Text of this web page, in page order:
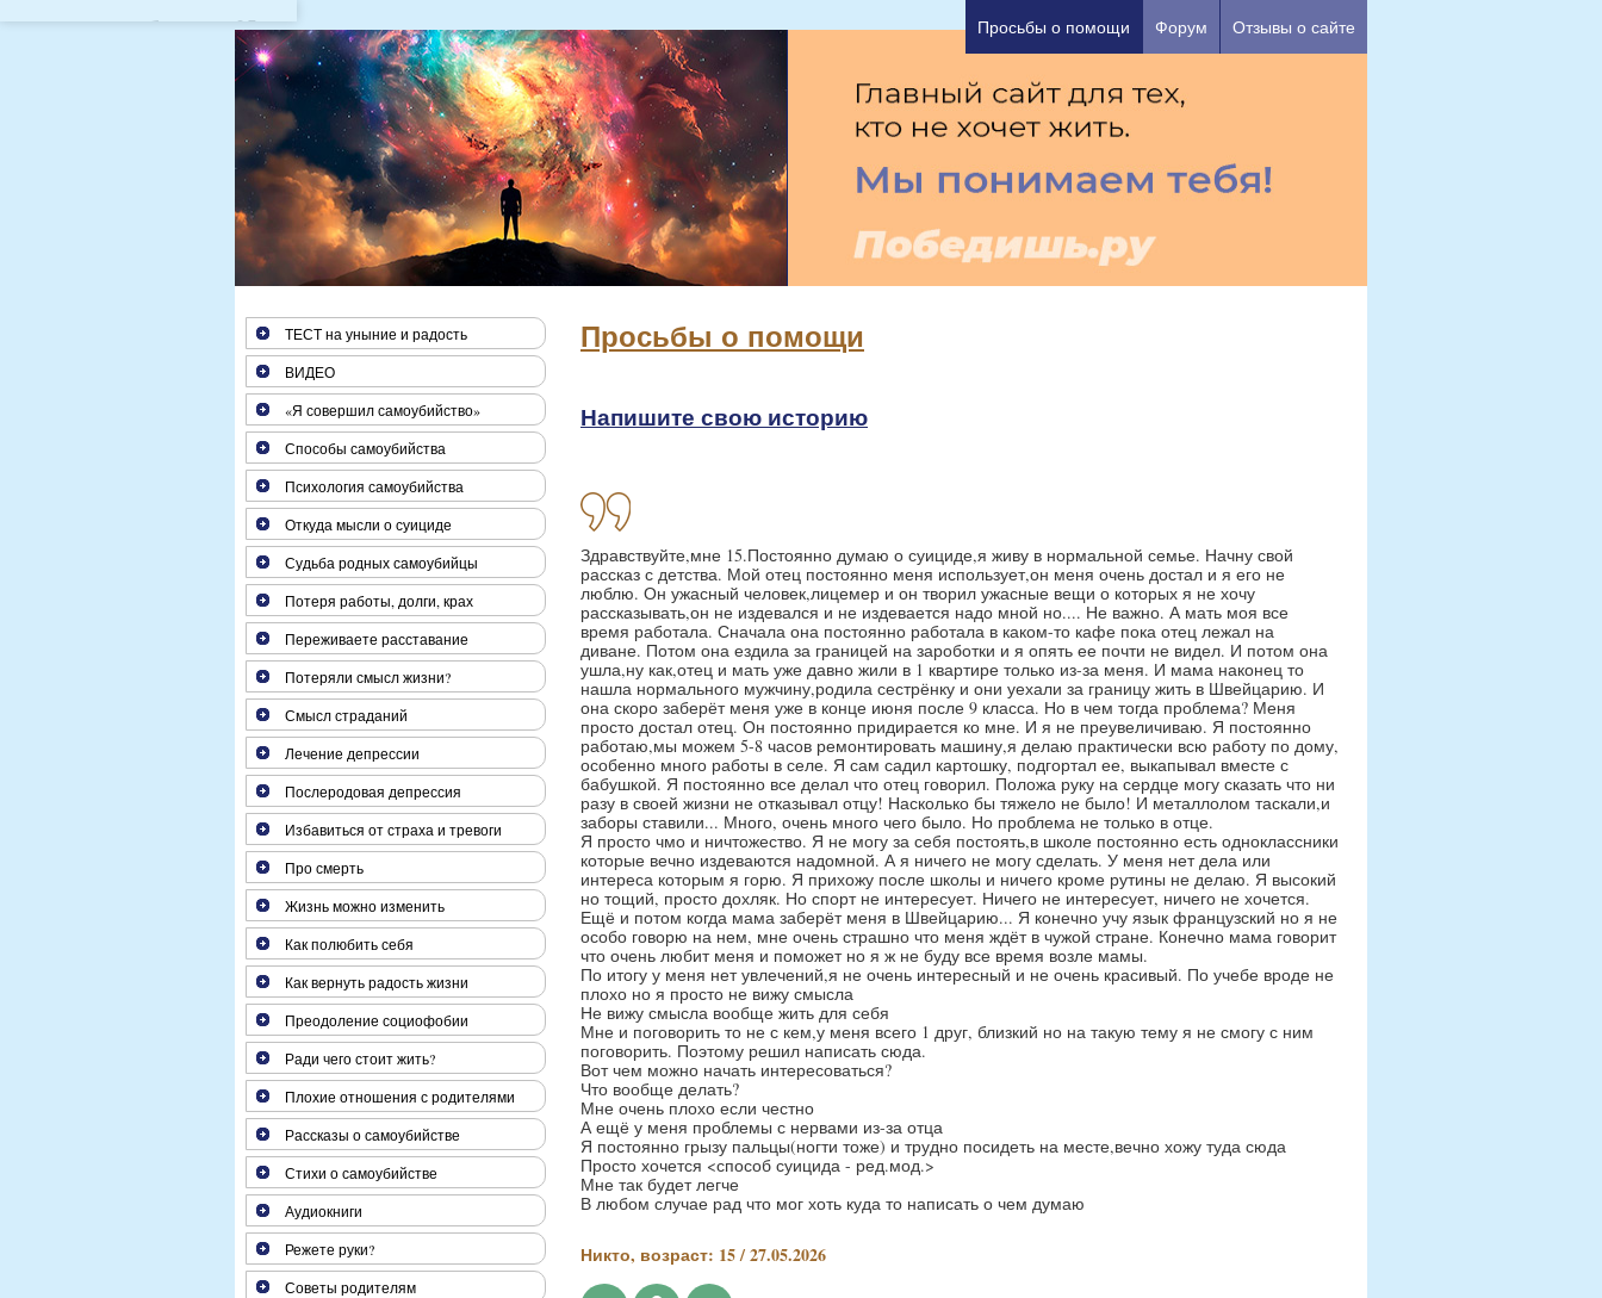
Если Вам больше 25 лет, за один час Вы можете узнать основные причины Вашего душевного состояния.
Просьбы о помощи Форум Отзывы о сайте
Просьбы о помощи
Напишите свою историю
Здравствуйте,мне 15.Постоянно думаю о суициде,я живу в нормальной семье. Начну свой
рассказ с детства. Мой отец постоянно меня использует,он меня очень достал и я его не
люблю. Он ужасный человек,лицемер и он творил ужасные вещи о которых я не хочу
рассказывать,он не издевался и не издевается надо мной но.... Не важно. А мать моя все
время работала. Сначала она постоянно работала в каком-то кафе пока отец лежал на
диване. Потом она ездила за границей на зароботки и я опять ее почти не видел. И потом она
ушла,ну как,отец и мать уже давно жили в 1 квартире только из-за меня. И мама наконец то
нашла нормального мужчину,родила сестрёнку и они уехали за границу жить в Швейцарию. И
она скоро заберёт меня уже в конце июня после 9 класса. Но в чем тогда проблема? Меня
просто достал отец. Он постоянно придирается ко мне. И я не преувеличиваю. Я постоянно
работаю,мы можем 5-8 часов ремонтировать машину,я делаю практически всю работу по дому,
особенно много работы в селе. Я сам садил картошку, подгортал ее, выкапывал вместе с
бабушкой. Я постоянно все делал что отец говорил. Положа руку на сердце могу сказать что ни
разу в своей жизни не отказывал отцу! Насколько бы тяжело не было! И металлолом таскали,и
заборы ставили... Много, очень много чего было. Но проблема не только в отце.
Я просто чмо и ничтожество. Я не могу за себя постоять,в школе постоянно есть одноклассники
которые вечно издеваются надомной. А я ничего не могу сделать. У меня нет дела или
интереса которым я горю. Я прихожу после школы и ничего кроме рутины не делаю. Я высокий
но тощий, просто дохляк. Но спорт не интересует. Ничего не интересует, ничего не хочется.
Ещё и потом когда мама заберёт меня в Швейцарию... Я конечно учу язык французский но я не
особо говорю на нем, мне очень страшно что меня ждёт в чужой стране. Конечно мама говорит
что очень любит меня и поможет но я ж не буду все время возле мамы.
По итогу у меня нет увлечений,я не очень интересный и не очень красивый. По учебе вроде не
плохо но я просто не вижу смысла
Не вижу смысла вообще жить для себя
Мне и поговорить то не с кем,у меня всего 1 друг, близкий но на такую тему я не смогу с ним
поговорить. Поэтому решил написать сюда.
Вот чем можно начать интересоваться?
Что вообще делать?
Мне очень плохо если честно
А ещё у меня проблемы с нервами из-за отца
Я постоянно грызу пальцы(ногти тоже) и трудно посидеть на месте,вечно хожу туда сюда
Просто хочется <способ суицида - ред.мод.>
Мне так будет легче
В любом случае рад что мог хоть куда то написать о чем думаю
Никто, возраст: 15 / 27.05.2026
ТЕСТ на уныние и радость
ВИДЕО
«Я совершил самоубийство»
Способы самоубийства
Психология самоубийства
Откуда мысли о суициде
Судьба родных самоубийцы
Потеря работы, долги, крах
Переживаете расставание
Потеряли смысл жизни?
Смысл страданий
Лечение депрессии
Послеродовая депрессия
Избавиться от страха и тревоги
Про смерть
Жизнь можно изменить
Как полюбить себя
Как вернуть радость жизни
Преодоление социофобии
Ради чего стоит жить?
Плохие отношения с родителями
Рассказы о самоубийстве
Стихи о самоубийстве
Аудиокниги
Режете руки?
Советы родителям